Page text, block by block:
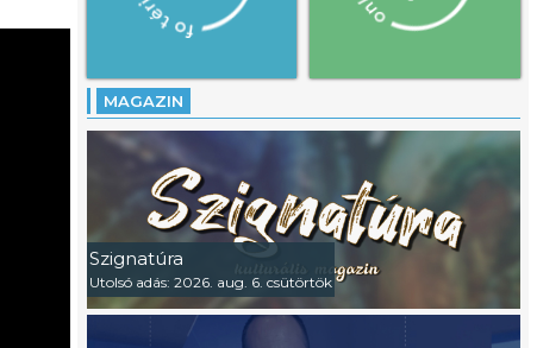
MAGAZIN
Szignatúra
Utolsó adás: 2026. aug. 6. csütörtök